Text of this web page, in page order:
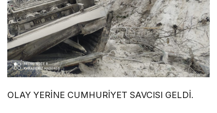
OLAY YERİNE CUMHURİYET SAVCISI GELDİ.